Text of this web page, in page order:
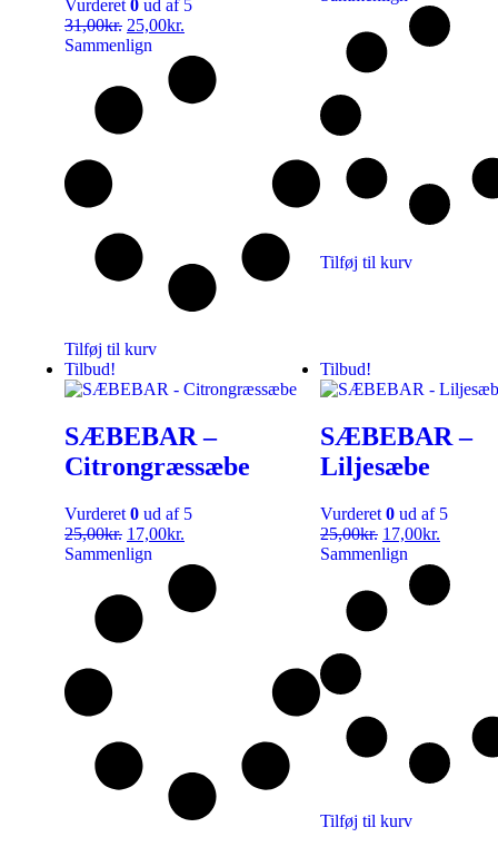
Vurderet0 ud af 5
31,00kr. 25,00kr.
Sammenlign
Tilføj til kurv
Tilføj til kurv
Tilbud!
SÆBEBAR –
Citrongræssæbe
Vurderet 0 ud af 5
25,00kr. 17,00kr.
Sammenlign
Tilbud!
SÆBEBAR –
Liljesæbe
Vurderet 0 ud af 5
25,00kr. 17,00kr.
Sammenlign
Tilføj til kurv